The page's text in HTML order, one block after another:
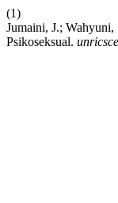
(1)
Jumaini, J.;
Psikoseksual. unricsce